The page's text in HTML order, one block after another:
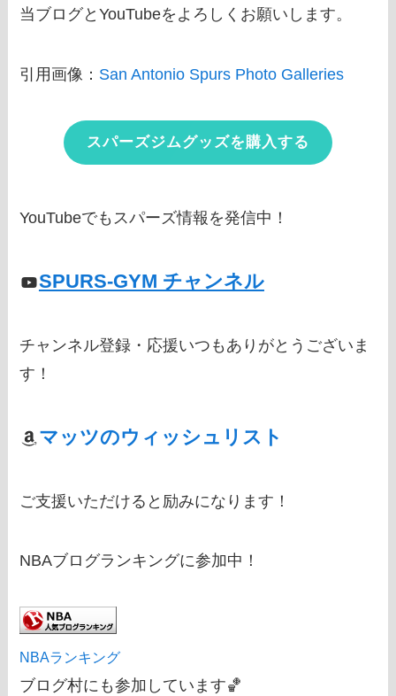
当ブログとYouTubeをよろしくお願いします。
引用画像： San Antonio Spurs Photo Galleries
スパーズジムグッズを購入する
YouTubeでもスパーズ情報を発信中！
SPURS-GYM チャンネル
チャンネル登録・応援いつもありがとうございま
す！
マッツのウィッシュリスト
ご支援いただけると励みになります！
NBAブログランキングに参加中！
NBAランキング
ブログ村にも参加しています🏀